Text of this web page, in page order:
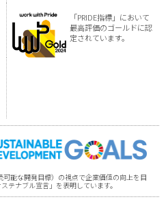
「PRIDE指標」において
最高評価のゴールドに認
定されています。
可能な開発目標）の視点で企業価値の向上を目
テナブル宣言」を表明しています。